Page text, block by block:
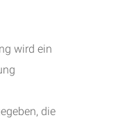
wird ein
die